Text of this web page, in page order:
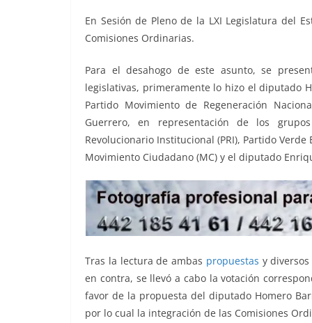
o
o
k
p n m
En Sesión de Pleno de la LXI Legislatura del
Comisiones Ordinarias.
Para el desahogo de este asunto, se
legislativas, primeramente lo hizo el diputado
Partido Movimiento de Regeneración
Guerrero, en representación de los
Revolucionario Institucional (PRI), Partido
Movimiento Ciudadano (MC) y el diputado
Tras la lectura de ambas propuestas y
en contra, se llevó a cabo la votación
favor de la propuesta del diputado Homero
por lo cual la integración de las Comisiones